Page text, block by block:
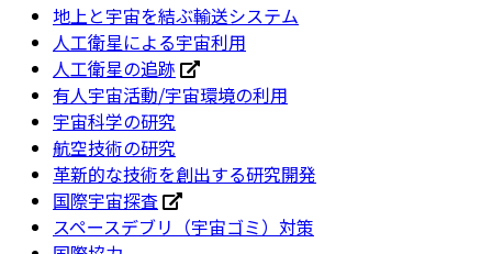
地上と宇宙を結ぶ輸送システム
人工衛星による宇宙利用
人工衛星の追跡
有人宇宙活動/宇宙環境の利用
宇宙科学の研究
航空技術の研究
革新的な技術を創出する研究開発
国際宇宙探査
スペースデブリ（宇宙ゴミ）対策